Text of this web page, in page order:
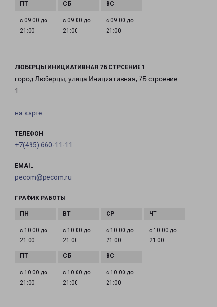
с 09:00 до
21:00
с 09:00 до
21:00
с 09:00 до
21:00
ЛЮБЕРЦЫ ИНИЦИАТИВНАЯ 7Б СТРОЕНИЕ 1
город Люберцы, улица Инициативная, 7Б строение
1
на карте
ТЕЛЕФОН
+7(495) 660-11-11
EMAIL
pecom@pecom.ru
ГРАФИК РАБОТЫ
с 10:00 до
21:00
с 10:00 до
21:00
с 10:00 до
21:00
с 10:00 до
21:00
с 10:00 до
21:00
с 10:00 до
21:00
с 10:00 до
21:00